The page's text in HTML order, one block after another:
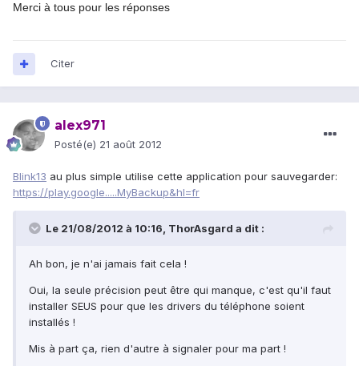
Merci à tous pour les réponses
Citer
alex971
Posté(e) 21 août 2012
Blink13 au plus simple utilise cette application pour sauvegarder:
https://play.google.....MyBackup&hl=fr
Le 21/08/2012 à 10:16, ThorAsgard a dit :
Ah bon, je n'ai jamais fait cela !
Oui, la seule précision peut être qui manque, c'est qu'il faut
installer SEUS pour que les drivers du téléphone soient
installés !
Mis à part ça, rien d'autre à signaler pour ma part !